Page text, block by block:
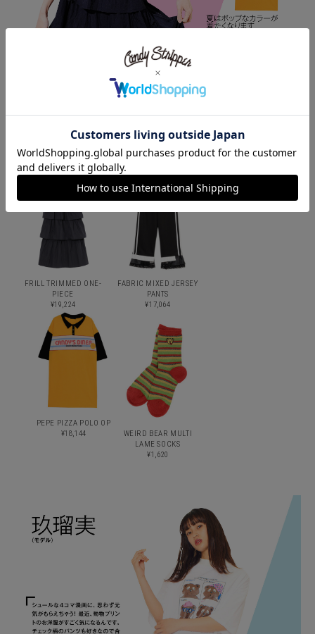
FRILL TRIMMED ONE-
PIECE
¥19,224
FABRIC MIXED JERSEY
PANTS
¥17,064
PEPE PIZZA POLO OP
¥18,144
WEIRD BEAR MULTI
LAME SOCKS
¥1,620